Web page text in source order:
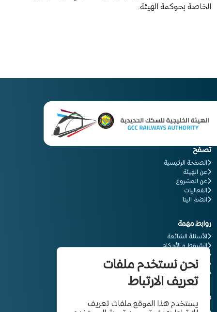
الخاصة بحوكمة الهيئة.
نحن نستخدم ملفات
تعريف الارتباط
يستخدم هذا الموقع ملفات تعريف
تصفح
الصفحة الرئيسية
عن الهيئة
عن المشروع
الفعاليات
انضم الينا
روابط مهمة
الأسئلة الشائعة
الشروط و الأحكام
سياسة الخصوصية
كن شريكاَ
معلومات التواصل
00966114827777